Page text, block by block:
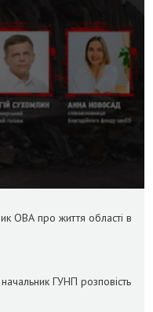
ОВА про життя області в
ГУНП розповість